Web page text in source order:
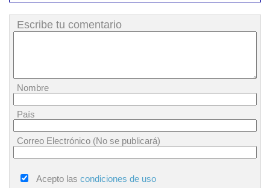
Escribe tu comentario
Nombre
País
Correo Electrónico (No se publicará)
Acepto las condiciones de uso